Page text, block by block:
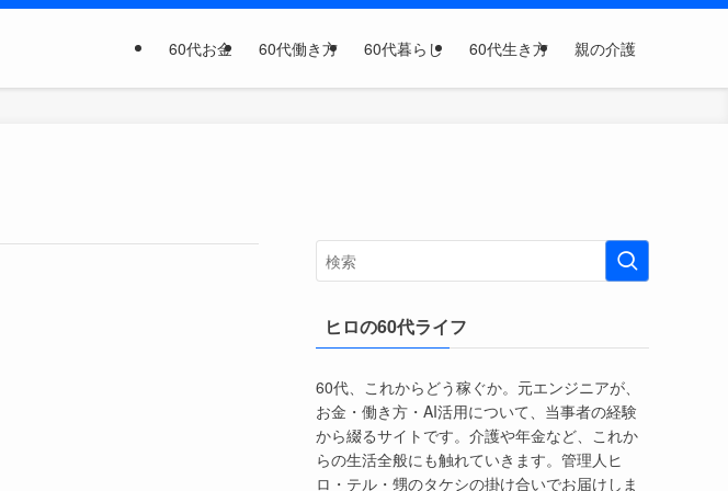
60代お金 60代働き方 60代暮らし 60代生き方 親の介護
ヒロの60代ライフ
60代、これからどう稼ぐか。元エンジニアが、
お金・働き方・AI活用について、当事者の経験
から綴るサイトです。介護や年金など、これか
らの生活全般にも触れていきます。管理人ヒ
ロ・テル・甥のタケシの掛け合いでお届けしま